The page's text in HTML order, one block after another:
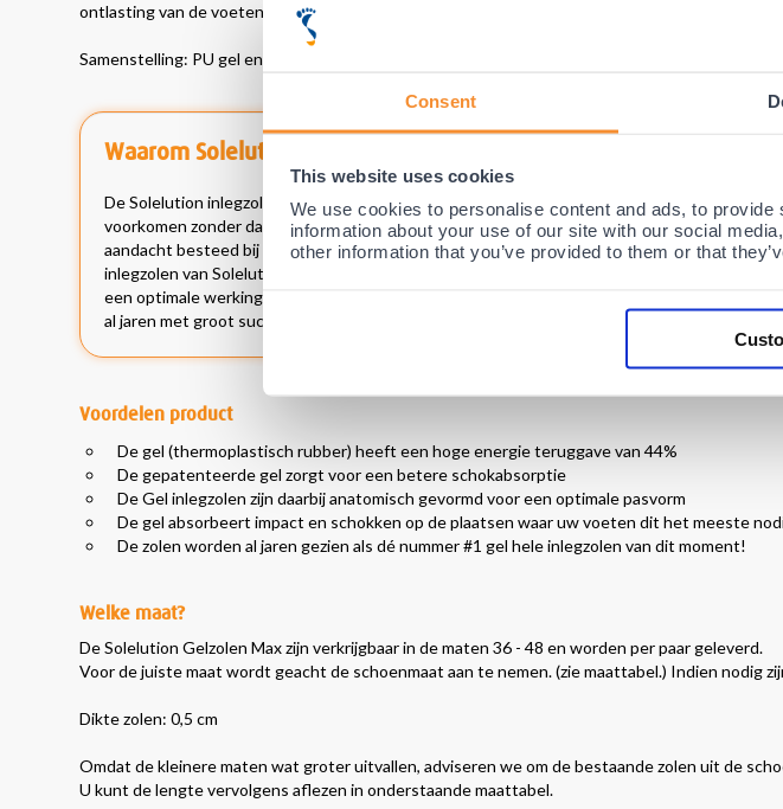
Consent
This website uses cookies
We use cookies to personalise content and ads, to
information about your use of our site with our social
other information that you’ve provided to them or that
ontlasting van de voeten!
Samenstelling: PU gel en Sandwich-Stof (toplaag)
Waarom Solelution?
De Solelution inlegzolen zijn speciaal ontworpen door vooraanstaande Podologen en
voorkomen zonder dat hier vaak hele dure op maat gemaakte zolen voor nodig zijn. Met
aandacht besteed bij de ontwikkeling van deze inlegzolen en zijn de zolen een oplossing
inlegzolen van Solelution worden dan ook door vele specialisten al jaren geroemd en gezien
een optimale werking, zeer hoge kwaliteit en de beste prijs/kwaliteits verhouding. De hele
al jaren met groot succes gebruikt en zijn al jaren een bestseller in Europa.
Voordelen product
De gel (thermoplastisch rubber) heeft een hoge energie teruggave van 44%
De gepatenteerde gel zorgt voor een betere schokabsorptie
De Gel inlegzolen zijn daarbij anatomisch gevormd voor een optimale pasvorm
De gel absorbeert impact en schokken op de plaatsen waar uw voeten dit het meeste
De zolen worden al jaren gezien als dé nummer #1 gel hele inlegzolen van dit moment!
Welke maat?
De Solelution Gelzolen Max zijn verkrijgbaar in de maten 36 - 48 en worden per paar geleverd.
Voor de juiste maat wordt geacht de schoenmaat aan te nemen. (zie maattabel.) Indien nodig
Dikte zolen: 0,5 cm
Omdat de kleinere maten wat groter uitvallen, adviseren we om de bestaande zolen uit de
U kunt de lengte vervolgens aflezen in onderstaande maattabel.